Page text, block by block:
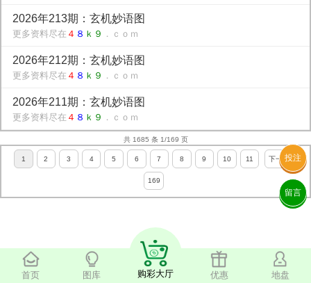
首页 图库 购彩大厅 优惠 地盘
投注
留言
2026年213期：玄机妙语图
更多资料尽在 ４ ８ ｋ９ ．ｃｏｍ
2026年212期：玄机妙语图
更多资料尽在 ４ ８ ｋ９ ．ｃｏｍ
2026年211期：玄机妙语图
更多资料尽在 ４ ８ ｋ９ ．ｃｏｍ
共 1685 条 1/169 页
1 2 3 4 5 6 7 8 9 10 11 下一页
169